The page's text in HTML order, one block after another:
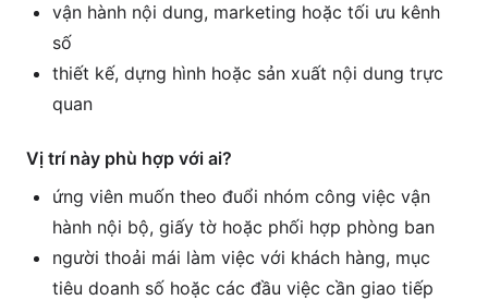
vận hành nội dung, marketing hoặc tối ưu kênh
số
thiết kế, dựng hình hoặc sản xuất nội dung trực
quan
Vị trí này phù hợp với ai?
ứng viên muốn theo đuổi nhóm công việc vận
hành nội bộ, giấy tờ hoặc phối hợp phòng ban
người thoải mái làm việc với khách hàng, mục
tiêu doanh số hoặc các đầu việc cần giao tiếp